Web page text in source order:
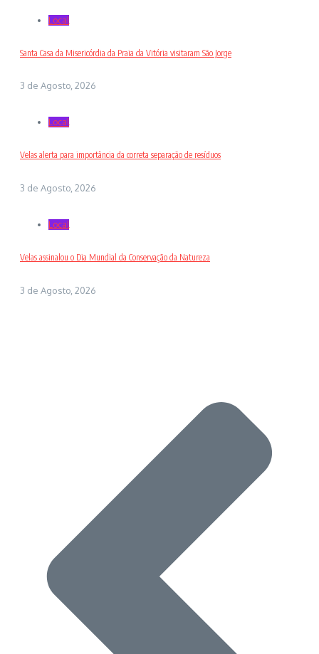
Local
Santa Casa da Misericórdia da Praia da Vitória visitaram São Jorge
3 de Agosto, 2026
Local
Velas alerta para importância da correta separação de resíduos
3 de Agosto, 2026
Local
Velas assinalou o Dia Mundial da Conservação da Natureza
3 de Agosto, 2026